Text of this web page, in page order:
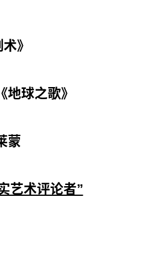
》
地球之歌》
蒙
艺术评论者”